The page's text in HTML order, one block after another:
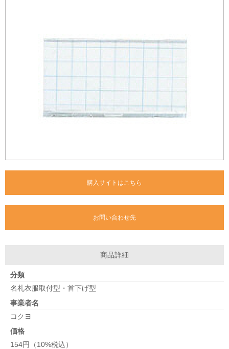
購入サイトはこちら
お問い合わせ先
商品詳細
分類
名札衣服取付型・首下げ型
事業者名
コクヨ
価格
154円（10%税込）